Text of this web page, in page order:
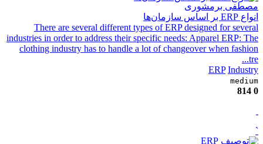
مصطفی برمشوری
انواع ERP بر اساس سازمان‌ها
There are several different types of ERP designed for several
industries in order to address their specific needs: Apparel ERP: The
clothing industry has to handle a lot of changeover when fashion
tre...
ERP Industry
medium
0
814
`